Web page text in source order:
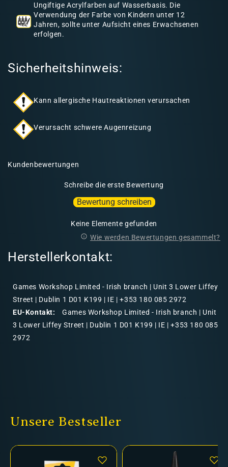
Ungiftige Acrylfarben auf Wasserbasis. Die
Verwendung der Farbe von Kindern unter 12
Jahren, sollte unter Aufsicht eines Erwachsenen
erfolgen.
Sicherheitshinweis:
Kann allergische Hautreaktionen verursachen
Verursacht schwere Augenreizung
Kundenbewertungen
Schreibe die erste Bewertung
Bewertung schreiben
Keine Elemente gefunden
Wie werden Bewertungen gesammelt?
Herstellerkontakt:
Games Workshop Limited - Irish branch | Unit 3 Lower Liffey
Street | Dublin 1 D01 K199 | IE | +353 180 085 2972
EU-Kontakt:
Games Workshop Limited - Irish branch | Unit
3 Lower Liffey Street | Dublin 1 D01 K199 | IE | +353 180 085
2972
Unsere Bestseller